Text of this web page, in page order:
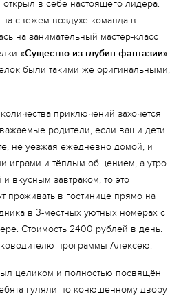
в себе настоящего лидера.
свежем воздухе команда в
на занимательный мастер-класс
«Существо из глубин фантазии».
были такими же оригинальными,
приключений захочется
родители, если ваши дети
не уезжая ежедневно домой, и
играми и тёплым общением, а утро
вкусным завтраком, то это
проживать в гостинице прямо на
в 3-местных уютных номерах с
Стоимость 2400 рублей в день.
программы Алексею.
целиком и полностью посвящён
гуляли по конюшенному двору